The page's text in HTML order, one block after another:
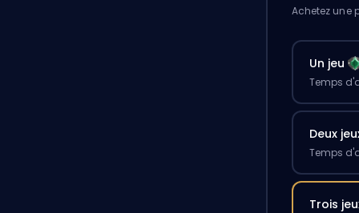
Achetez une
Un jeu
Temps
Deux
Temps
Trois